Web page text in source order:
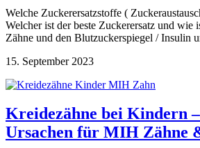
Welche Zuckerersatzstoffe (
Welcher ist der beste Zuckerersatz und wie
Zähne und den Blutzuckerspiegel / Insulin
15. September 2023
Kreidezähne bei Kindern
Ursachen für MIH Zähne